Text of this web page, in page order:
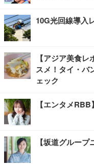
10G光回線導入
【アジア美食
スメ！タイ・バ
ェック
【エンタメ
【坂道グルー